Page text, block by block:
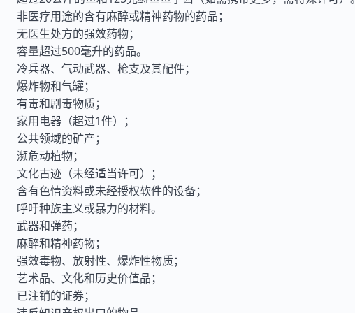
非医疗用途的含有麻醉或精神药物的药品；
无医生处方的强效药物；
容量超过500毫升的药品。
冷兵器、气动武器、枪支及其配件；
爆炸物和气罐；
有毒和剧毒物质；
家用电器（超过1件）；
公共领域的矿产；
濒危动植物；
文化古迹（未经适当许可）；
含有色情资料或未经授权软件的设备；
呼吁种族主义或暴力的材料。
武器和弹药；
麻醉和精神药物；
强效毒物、放射性、爆炸性物质；
艺术品、文化和历史价值品；
已注销的证券；